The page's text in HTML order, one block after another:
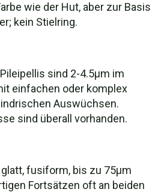
wie der Hut, aber zur Basis
kein Stielring.
sind 2-4.5µm im
einfachen oder komplex
Auswüchsen.
sind überall vorhanden.
fusiform, bis zu 75µm
Fortsätzen oft an beiden